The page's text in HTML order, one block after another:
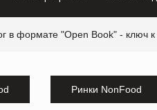
в формате "Open Book" - ключ
Ринки NonFood